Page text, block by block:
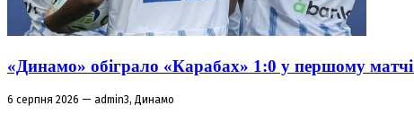
«Динамо» обіграло «Карабах» 1:0 у першому матчі
6 серпня 2026 — admin3, Динамо